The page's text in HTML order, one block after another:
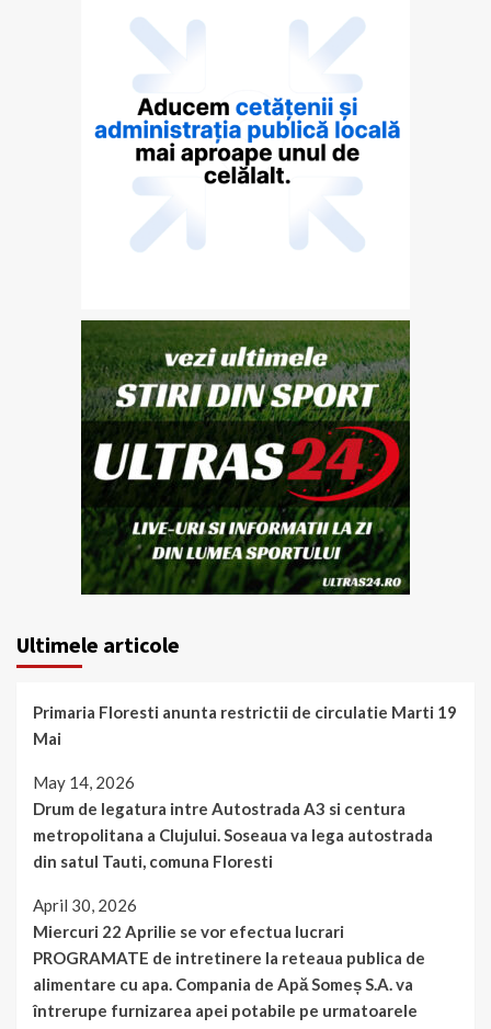
Ultimele articole
Primaria Floresti anunta restrictii de circulatie Marti 19
Mai
May 14, 2026
Drum de legatura intre Autostrada A3 si centura
metropolitana a Clujului. Soseaua va lega autostrada
din satul Tauti, comuna Floresti
April 30, 2026
Miercuri 22 Aprilie se vor efectua lucrari
PROGRAMATE de intretinere la reteaua publica de
alimentare cu apa. Compania de Apă Someș S.A. va
întrerupe furnizarea apei potabile pe urmatoarele